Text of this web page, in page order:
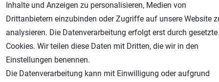
AGB Widerrufsrecht Datenschutz Impressum
Unsere weiteren Shops:
Inhalte und Anzeigen zu personalisieren, Medien von
Drittanbietern einzubinden oder Zugriffe auf unsere Website
analysieren. Die Datenverarbeitung erfolgt erst durch gesetzte
Cookies. Wir teilen diese Daten mit Dritten, die wir in den
Einstellungen benennen.
Die Datenverarbeitung kann mit Einwilligung oder aufgrund